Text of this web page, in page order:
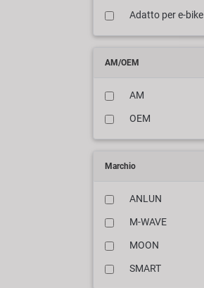
Adatto per e-bike
AM/OEM
AM
OEM
Marchio
ANLUN
M-WAVE
MOON
SMART